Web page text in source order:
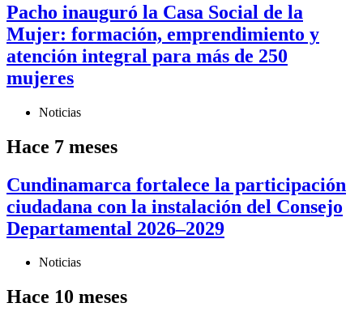
Pacho inauguró la Casa Social de la
Mujer: formación, emprendimiento y
atención integral para más de 250
mujeres
Noticias
Hace 7 meses
Cundinamarca fortalece la participación
ciudadana con la instalación del Consejo
Departamental 2026–2029
Noticias
Hace 10 meses